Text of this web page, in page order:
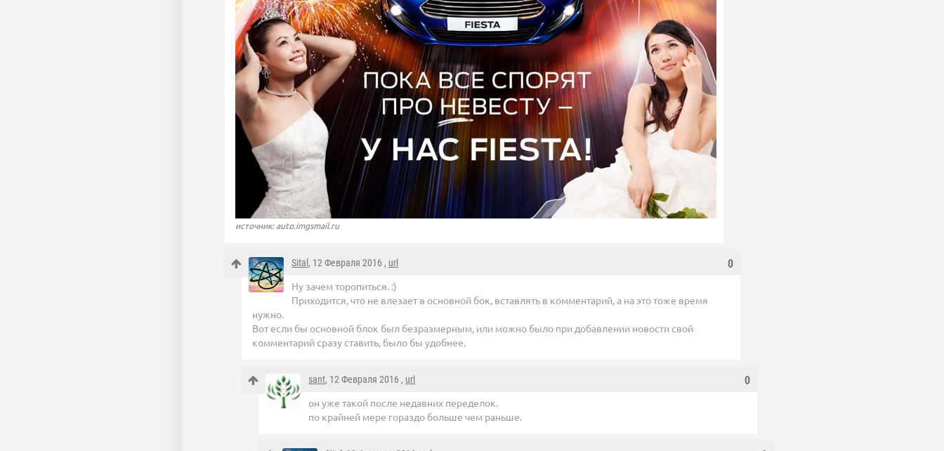
источник: auto.imgsmail.ru
0
Sital , 12 Февраля 2016 , url
Ну зачем торопиться. :)
Приходится, что не влезает в основной бок, вставлять в комментарий, а на это тоже время
нужно.
Вот если бы основной блок был безразмерным, или можно было при добавлении новости свой
комментарий сразу ставить, было бы удобнее.
0
sant, 12 Февраля 2016 , url
он уже такой после недавних переделок.
по крайней мере гораздо больше чем раньше.